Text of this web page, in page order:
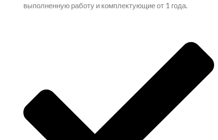
выполненную работу и комплектующие от 1 года.